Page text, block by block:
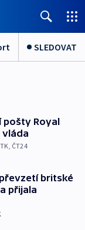
SLEDOVAT
pošty Royal
vláda
, ČT24
britské
přijala